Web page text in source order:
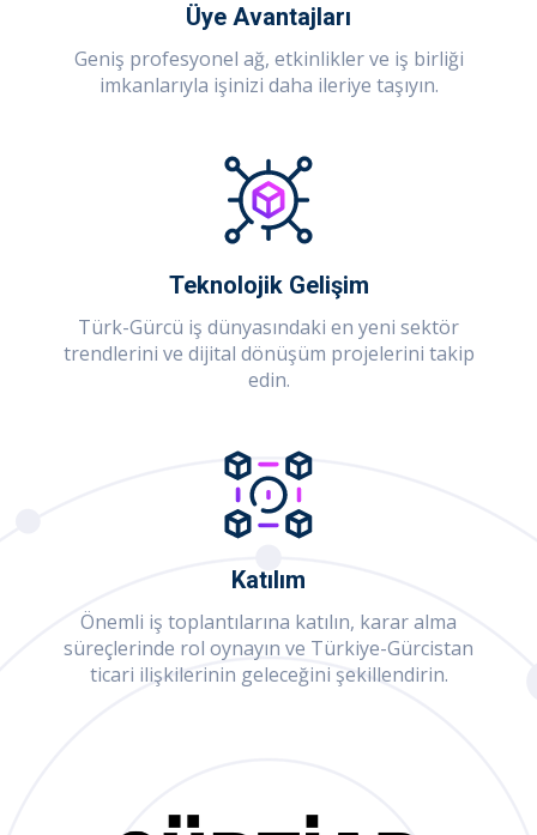
Üye Avantajları
Geniş profesyonel ağ, etkinlikler ve iş birliği
imkanlarıyla işinizi daha ileriye taşıyın.
Teknolojik Gelişim
Türk-Gürcü iş dünyasındaki en yeni sektör
trendlerini ve dijital dönüşüm projelerini takip
edin.
Katılım
Önemli iş toplantılarına katılın, karar alma
süreçlerinde rol oynayın ve Türkiye-Gürcistan
ticari ilişkilerinin geleceğini şekillendirin.